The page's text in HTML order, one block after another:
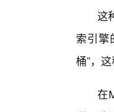
这
索引擎
桶”，
在